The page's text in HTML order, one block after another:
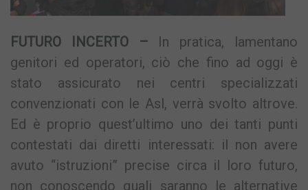
FUTURO INCERTO – In pratica, lamentano
genitori ed operatori, ciò che fino ad oggi è
stato assicurato nei centri specializzati
convenzionati con le Asl, verrà svolto altrove.
Ed è proprio quest’ultimo uno dei tanti punti
contestati dai diretti interessati: il non avere
avuto “istruzioni” precise circa il loro futuro,
non conoscendo quali saranno le alternative